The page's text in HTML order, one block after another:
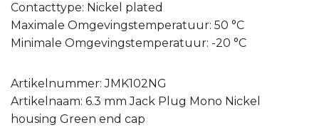
Contacttype: Nickel plated
Maximale Omgevingstemperatuur: 50 °C
Minimale Omgevingstemperatuur: -20 °C
Artikelnummer: JMK102NG
Artikelnaam: 6.3 mm Jack Plug Mono Nickel
housing Green end cap